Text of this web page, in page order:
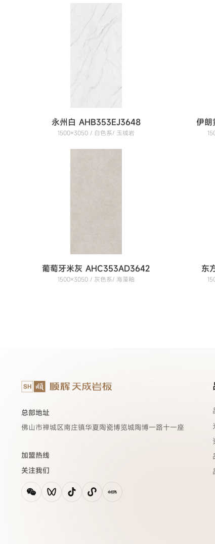
永州白 AHB353EJ3648
1500×3050 / 白色系/ 玉绒岩
伊
葡萄牙米灰 AHC353AD3642
1500×3050 / 灰色系/ 海藻釉
东
总部地址
佛山市禅城区南庄镇华夏陶瓷博览城陶博一路十一座
加盟热线
关注我们